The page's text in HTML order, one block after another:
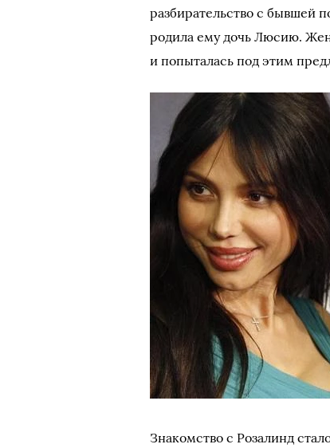
разбирательство с бывшей
родила ему дочь Люсию.
и попыталась под этим
Знакомство с Розалинд